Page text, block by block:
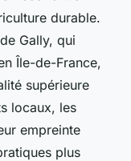
durable.
Gally, qui
Île-de-France,
supérieure
locaux, les
empreinte
plus